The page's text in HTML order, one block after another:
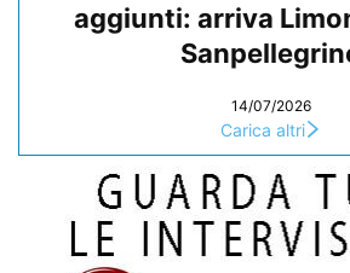
aggiunti: arriva
14/07/2026
Carica altri